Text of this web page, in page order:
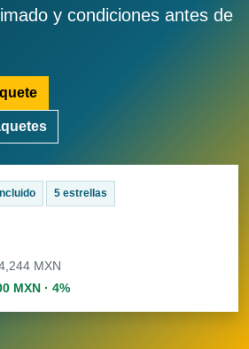
y condiciones antes de
5 estrellas
MXN
MXN · 4%